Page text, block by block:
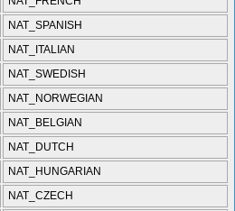
NAT_SPANISH
NAT_ITALIAN
NAT_SWEDISH
NAT_NORWEGIAN
NAT_BELGIAN
NAT_DUTCH
NAT_HUNGARIAN
NAT_CZECH